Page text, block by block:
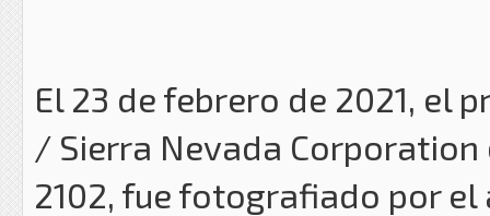
El 23 de febrero de 2021, el
/ Sierra Nevada Corporation
2102, fue fotografiado por